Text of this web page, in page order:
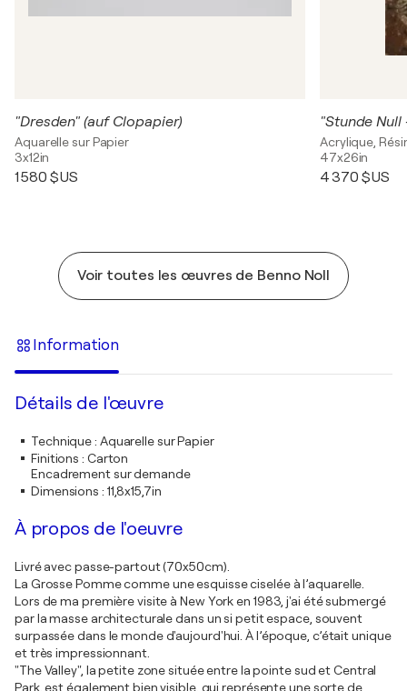
"Dresden" (auf Clopapier)
Aquarelle sur Papier
3x12in
1 580 $US
"Stunde Null
Acrylique,
47x26in
4 370 $US
Voir toutes les œuvres de Benno Noll
Information
Détails de l'œuvre
Technique: Aquarelle sur Papier
Finitions : Carton
Encadrement sur demande
Dimensions : 11,8x15,7in
À propos de l'oeuvre
Livré avec passe-partout (70x50cm).
La Grosse Pomme comme une esquisse ciselée à l’aquarelle.
Lors de ma première visite à New York en 1983, j'ai été submergé
par la masse architecturale dans un si petit espace, souvent
surpassée dans le monde d'aujourd'hui. À l’époque, c’était unique
et très impressionnant.
"The Valley", la petite zone située entre la pointe sud et Central
Park, est également bien visible, qui représente une sorte de